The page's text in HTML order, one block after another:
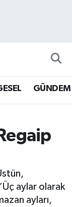
GÜNDEM
aylar olarak
ayları,